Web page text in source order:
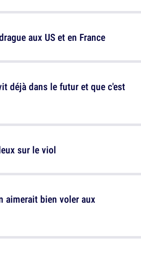
déjà dans le futur et que c'est
aimerait bien voler aux
aux US et en France
sur le viol